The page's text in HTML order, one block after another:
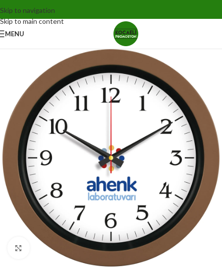
Skip to navigation
Skip to main content
MENU
Click to enlarge